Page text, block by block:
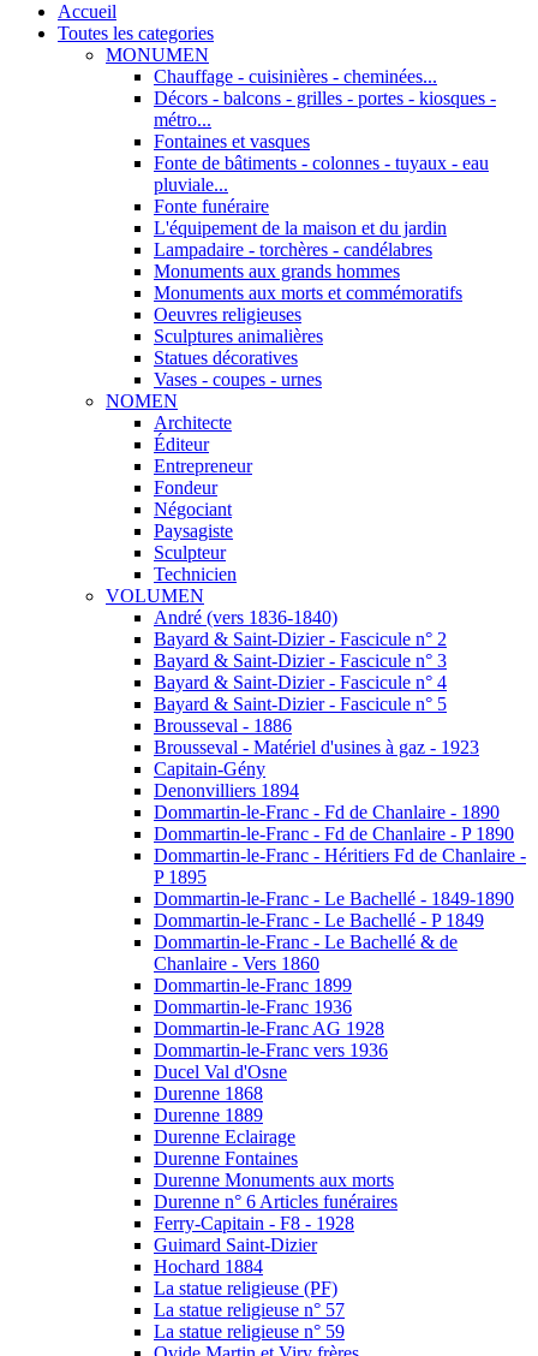
Accueil
Toutes les categories
MONUMEN
Chauffage - cuisinières - cheminées...
Décors - balcons - grilles - portes - kiosques -
métro...
Fontaines et vasques
Fonte de bâtiments - colonnes - tuyaux - eau
pluviale...
Fonte funéraire
L'équipement de la maison et du jardin
Lampadaire - torchères - candélabres
Monuments aux grands hommes
Monuments aux morts et commémoratifs
Oeuvres religieuses
Sculptures animalières
Statues décoratives
Vases - coupes - urnes
NOMEN
Architecte
Éditeur
Entrepreneur
Fondeur
Négociant
Paysagiste
Sculpteur
Technicien
VOLUMEN
André (vers 1836-1840)
Bayard & Saint-Dizier - Fascicule n° 2
Bayard & Saint-Dizier - Fascicule n° 3
Bayard & Saint-Dizier - Fascicule n° 4
Bayard & Saint-Dizier - Fascicule n° 5
Brousseval - 1886
Brousseval - Matériel d'usines à gaz - 1923
Capitain-Gény
Denonvilliers 1894
Dommartin-le-Franc - Fd de Chanlaire - 1890
Dommartin-le-Franc - Fd de Chanlaire - P 1890
Dommartin-le-Franc - Héritiers Fd de Chanlaire -
P 1895
Dommartin-le-Franc - Le Bachellé - 1849-1890
Dommartin-le-Franc - Le Bachellé - P 1849
Dommartin-le-Franc - Le Bachellé & de
Chanlaire - Vers 1860
Dommartin-le-Franc 1899
Dommartin-le-Franc 1936
Dommartin-le-Franc AG 1928
Dommartin-le-Franc vers 1936
Ducel Val d'Osne
Durenne 1868
Durenne 1889
Durenne Eclairage
Durenne Fontaines
Durenne Monuments aux morts
Durenne n° 6 Articles funéraires
Ferry-Capitain - F8 - 1928
Guimard Saint-Dizier
Hochard 1884
La statue religieuse (PF)
La statue religieuse n° 57
La statue religieuse n° 59